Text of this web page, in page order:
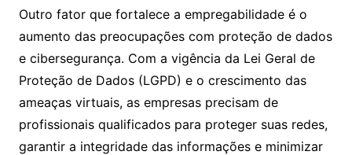
Outro fator que fortalece a empregabilidade é o
aumento das preocupações com proteção de dados
e cibersegurança. Com a vigência da Lei Geral de
Proteção de Dados (LGPD) e o crescimento das
ameaças virtuais, as empresas precisam de
profissionais qualificados para proteger suas redes,
garantir a integridade das informações e minimizar